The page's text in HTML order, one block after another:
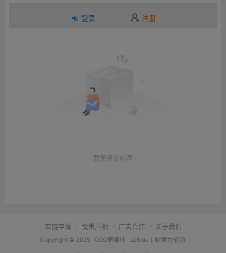
登录 注册
暂无评论内容
友链申请 免责声明 广告合作 关于我们
Copyright © 2025 · O2O薪媒体 · 由 Blue主题强力驱动.